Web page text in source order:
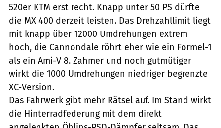
520er KTM erst recht. Knapp unter 50 PS dürfte
die MX 400 derzeit leisten. Das Drehzahllimit liegt
mit knapp über 12000 Umdrehungen extrem
hoch, die Cannondale röhrt eher wie ein Formel-1
als ein Ami-V 8. Zahmer und noch gutmütiger
wirkt die 1000 Umdrehungen niedriger begrenzte
XC-Version.
Das Fahrwerk gibt mehr Rätsel auf. Im Stand wirkt
die Hinterradfederung mit dem direkt